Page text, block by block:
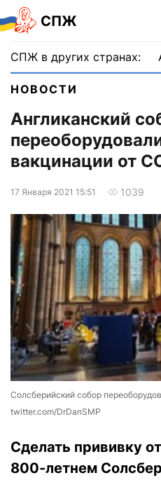
СПЖ
СПЖ в других странах:
НОВОСТИ
Англиканский
вакцинации от
17 Января 2021 15:51 1039
Солсберийский собор
twitter.com/DrDanSMP
Сделать прививку
800-летнем